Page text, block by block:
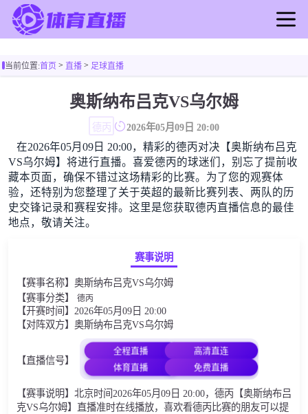
足球直播
足球新闻
篮球新闻
当前位置:首页> 直播> 足球直播
奥斯纳布吕克VS乌尔姆
德丙 2026年05月09日 20:00
在2026年05月09日 20:00，精彩的德丙对决【奥斯纳布吕克
VS乌尔姆】将进行直播。喜爱德丙的球迷们，别忘了提前收
藏本页面，确保不错过这场精彩的比赛。为了您的观赛体
验，还特别为您整理了关于英超的最新比赛列表、两队的历
史交锋记录和赛程安排。这里是您获取德丙直播信息的最佳
地点，敬请关注。
赛事说明
【赛事名称】奥斯纳布吕克VS乌尔姆
【赛事分类】 德丙
【开赛时间】2026年05月09日 20:00
【对阵双方】奥斯纳布吕克VS乌尔姆
【直播信号】
全程直播 高清直连
体育直播 免费直播
【赛事说明】北京时间2026年05月09日 20:00，德丙【奥斯纳布吕
克VS乌尔姆】直播准时在线播放，喜欢看德丙比赛的朋友可以提